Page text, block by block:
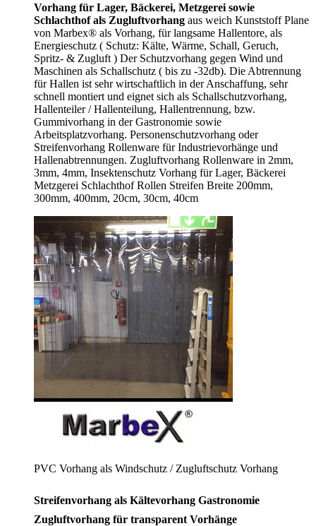
Vorhang für Lager, Bäckerei, Metzgerei sowie
Schlachthof als Zugluftvorhang aus weich Kunststoff Plane
von Marbex® als Vorhang, für langsame Hallentore, als
Energieschutz ( Schutz: Kälte, Wärme, Schall, Geruch,
Spritz- & Zugluft ) Der Schutzvorhang gegen Wind und
Maschinen als Schallschutz ( bis zu -32db). Die Abtrennung
für Hallen ist sehr wirtschaftlich in der Anschaffung, sehr
schnell montiert und eignet sich als Schallschutzvorhang,
Hallenteiler /Hallenteilung, Hallentrennung, bzw.
Gummivorhang in der Gastronomie sowie
Arbeitsplatzvorhang. Personenschutzvorhang oder
Streifenvorhang Rollenware für Industrievorhänge und
Hallenabtrennungen. Zugluftvorhang Rollenware in 2mm,
3mm, 4mm, Insektenschutz Vorhang für Lager, Bäckerei
Metzgerei Schlachthof Rollen Streifen Breite 200mm,
300mm, 400mm, 20cm, 30cm, 40cm
PVC Vorhang als Windschutz / Zugluftschutz Vorhang
Streifenvorhang als Kältevorhang Gastronomie
Zugluftvorhang für transparent Vorhänge